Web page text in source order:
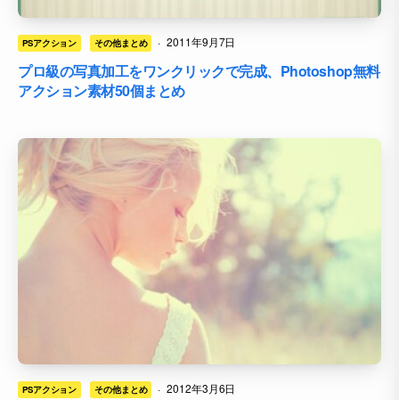
PSアクション その他まとめ · 2011年9月7日
プロ級の写真加工をワンクリックで完成、Photoshop無料
アクション素材50個まとめ
PSアクション その他まとめ · 2012年3月6日